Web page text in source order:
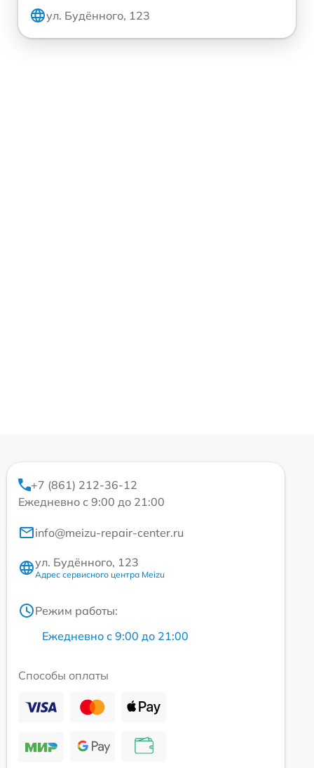
ул. Будённого, 123
+7 (861) 212-36-12
Ежедневно с 9:00 до 21:00
info@meizu-repair-center.ru
ул. Будённого, 123
Адрес сервисного центра Meizu
Режим работы:
Ежедневно с 9:00 до 21:00
Способы оплаты